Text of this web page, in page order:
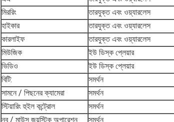
মিররিং
তারযুক্ত এবং ওয়্যারলেস
হাইকার
তারযুক্ত এবং ওয়্যারলেস
কারলাইফ
তারযুক্ত এবং ওয়্যারলেস
মিউজিক
ইউ ডিস্ক প্লেয়ার
ভিডিও
ইউ ডিস্ক প্লেয়ার
বিটি:
সমর্থন
সামনে / পিছনের ক্যামেরা
সমর্থন
স্টিয়ারিং হুইল কন্ট্রোল
সমর্থন
নব / মাউস জয়স্টিক অপারেশন
সমর্থন